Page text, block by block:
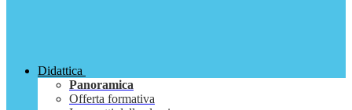
Didattica
Panoramica
Offerta formativa